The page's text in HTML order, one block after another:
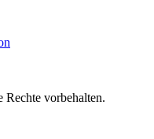
vorbehalten.